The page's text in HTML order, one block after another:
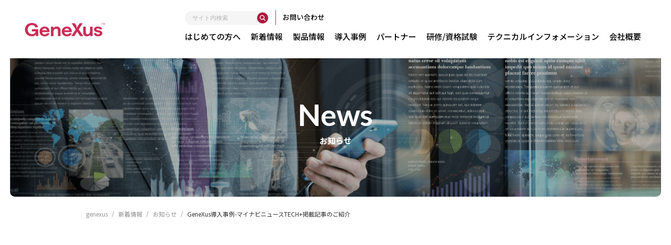
はじめての方へ 新着情報 製品情報
レガシー化しない
短期間で実現
関連製品
Globant Enterprise AI
GXserver
GXtest v4
WorkWithPlus for Audit
導入事例 パートナー 研修/資格試験 テクニカルインフォメーション 会社概要
イ
内
検
索
お問い合わせ
news
お知らせ
genexus 新着情報 お知らせ GeneXus導入事例-マイナビニュースTECH+掲載記事のご紹介